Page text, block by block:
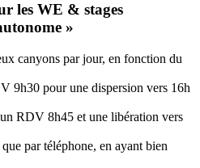
les WE & stages
»
canyons par jour, en fonction du
9h30 pour une dispersion vers 16h
RDV 8h45 et une libération vers
par téléphone, en ayant bien